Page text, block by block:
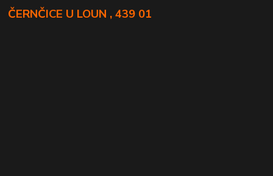
ČERNČICE U LOUN , 439 01